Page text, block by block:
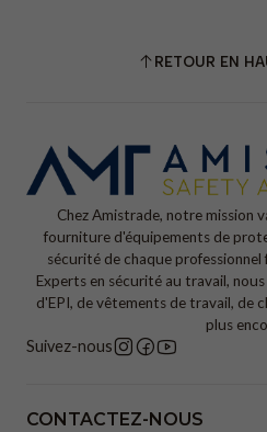
RETOUR EN
Chez Amistrade, notre mission
fourniture d'équipements de
sécurité de chaque
Experts en sécurité au travail,
d'EPI, de vêtements de travail, de
plus
Suivez-nous
CONTACTEZ-NOUS